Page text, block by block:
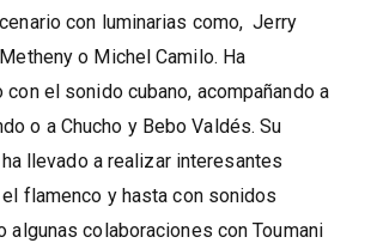
con luminarias como, Jerry
o Michel Camilo. Ha
el sonido cubano, acompañando a
o a Chucho y Bebo Valdés. Su
llevado a realizar interesantes
flamenco y hasta con sonidos
algunas colaboraciones con Toumani